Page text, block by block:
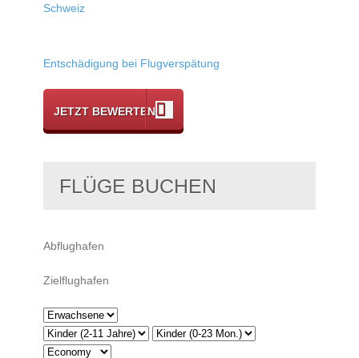
Schweiz
Entschädigung bei Flugverspätung
JETZT BEWERTEN
FLÜGE BUCHEN